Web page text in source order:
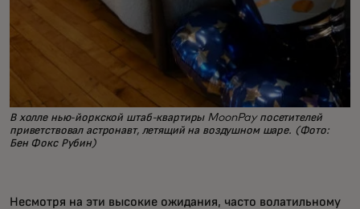
В холле нью-йоркской штаб-квартиры MoonPay посетителей
приветствовал астронавт, летящий на воздушном шаре. (Фото:
Бен Фокс Рубин)
Несмотря на эти высокие ожидания, часто волатильному